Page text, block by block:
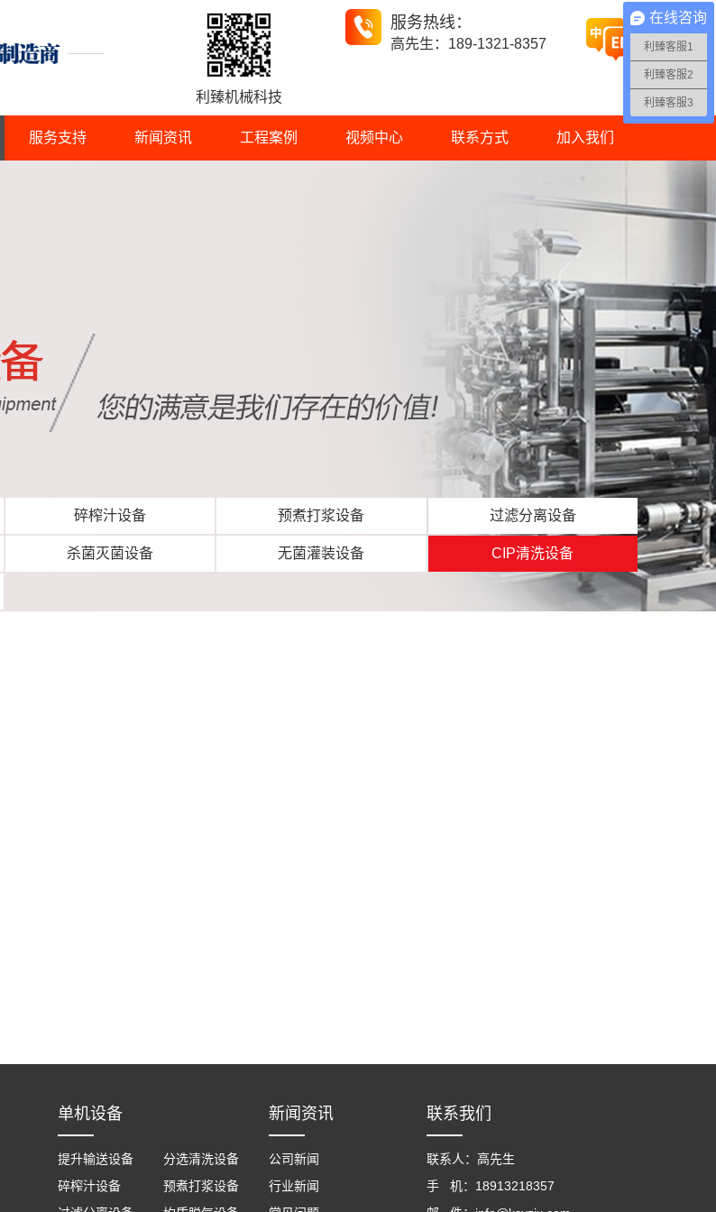
利臻机械科技
服务热线：
高先生：189-1321-8357
服务支持 新闻资讯 工程案例 视频中心 联系方式 加入我们
碎榨汁设备 预煮打浆设备 过滤分离设备
杀菌灭菌设备 无菌灌装设备 CIP清洗设备
单机设备
提升输送设备
分选清洗设备
碎榨汁设备
预煮打浆设备
新闻资讯
公司新闻
行业新闻
联系我们
联系人：高先生
手 机：18913218357
在线咨询
利臻客服1
利臻客服2
利臻客服3